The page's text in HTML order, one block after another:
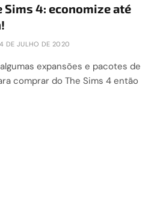
Sims 4: economize até
DE JULHO DE 2020
expansões e pacotes de
comprar do The Sims 4 então